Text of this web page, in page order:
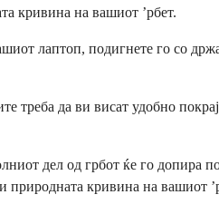
кривина на вашиот ’рбет.
лаптоп, подигнете го со
треба да ви висат удобно
дел од грбот ќе го допира
природната кривина на вашиот